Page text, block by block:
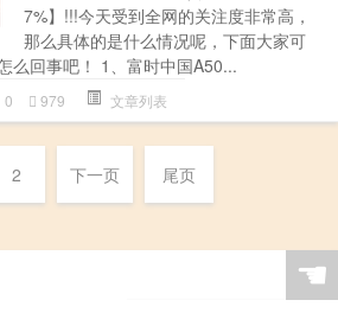
7%】!!!今天受到全网的关注度非常高，
那么具体的是什么情况呢，下面大家可
么回事吧！ 1、富时中国A50...
0 979 文章列表
2 下一页 尾页
☚